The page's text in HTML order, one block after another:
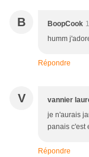
B BoopCook
humm
Répondre
V vannier
je n'aurais
panais c'est
Répondre